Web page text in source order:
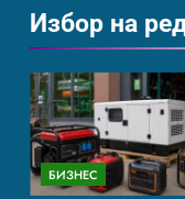
Избор на
БИЗНЕС